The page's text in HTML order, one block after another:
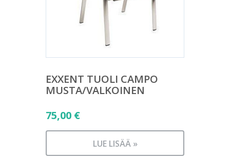
EXXENT TUOLI CAMPO
MUSTA/VALKOINEN
75,00 €
LUE LISÄÄ »